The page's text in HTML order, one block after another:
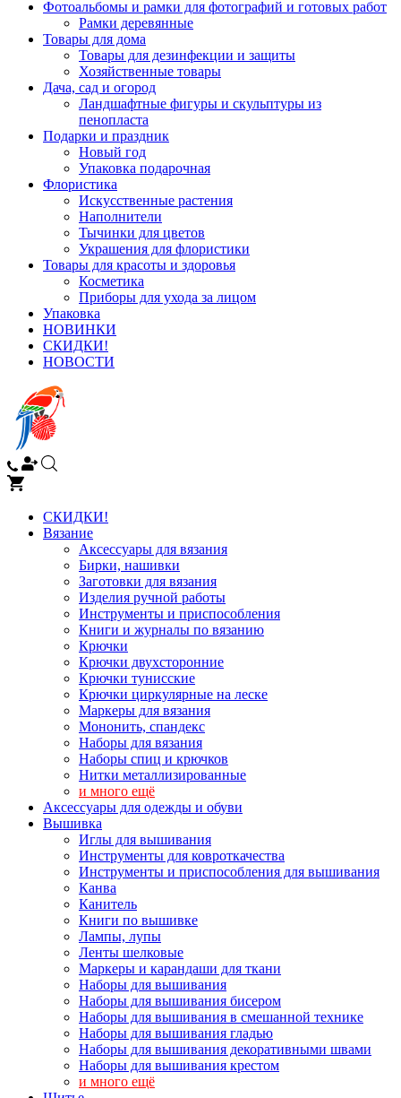
Фотоальбомы и рамки для фотографий и готовых работ
Рамки деревянные
Товары для дома
Товары для дезинфекции и защиты
Хозяйственные товары
Дача, сад и огород
Ландшафтные фигуры и скульптуры из
пенопласта
Подарки и праздник
Новый год
Упаковка подарочная
Флористика
Искусственные растения
Наполнители
Тычинки для цветов
Украшения для флористики
Товары для красоты и здоровья
Косметика
Приборы для ухода за лицом
Упаковка
НОВИНКИ
СКИДКИ!
НОВОСТИ
СКИДКИ!
Вязание
Аксессуары для вязания
Бирки, нашивки
Заготовки для вязания
Изделия ручной работы
Инструменты и приспособления
Книги и журналы по вязанию
Крючки
Крючки двухсторонние
Крючки тунисские
Крючки циркулярные на леске
Маркеры для вязания
Мононить, спандекс
Наборы для вязания
Наборы спиц и крючков
Нитки металлизированные
и много ещё
Аксессуары для одежды и обуви
Вышивка
Иглы для вышивания
Инструменты для ковроткачества
Инструменты и приспособления для вышивания
Канва
Канитель
Книги по вышивке
Лампы, лупы
Ленты шелковые
Маркеры и карандаши для ткани
Наборы для вышивания
Наборы для вышивания бисером
Наборы для вышивания в смешанной технике
Наборы для вышивания гладью
Наборы для вышивания декоративными швами
Наборы для вышивания крестом
и много ещё